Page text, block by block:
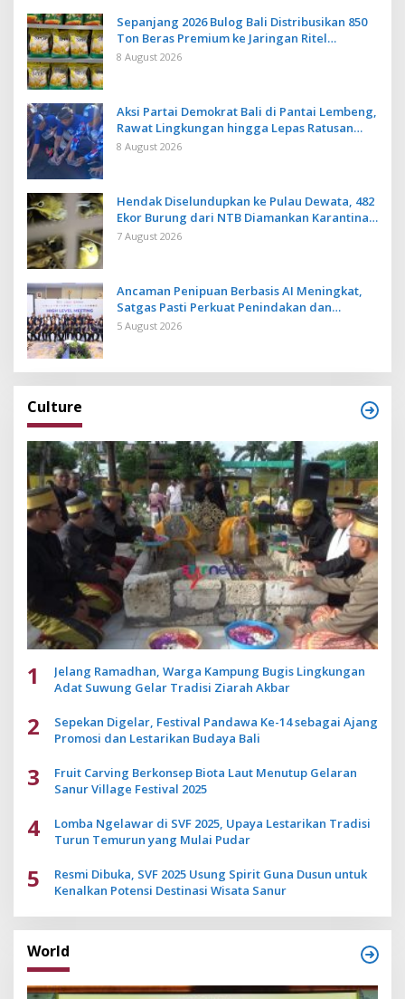
Sepanjang 2026 Bulog Bali Distribusikan 850
Ton Beras Premium ke Jaringan Ritel
Moderen
8 August 2026
Aksi Partai Demokrat Bali di Pantai Lembeng,
Rawat Lingkungan hingga Lepas Ratusan
Tukik Bedawang Nala
8 August 2026
Hendak Diselundupkan ke Pulau Dewata, 482
Ekor Burung dari NTB Diamankan Karantina
Bali
7 August 2026
Ancaman Penipuan Berbasis AI Meningkat,
Satgas Pasti Perkuat Penindakan dan
Pengembangan Aplikasi Anti Penipuan
5 August 2026
Culture
1
Jelang Ramadhan, Warga Kampung Bugis Lingkungan
Adat Suwung Gelar Tradisi Ziarah Akbar
2
Sepekan Digelar, Festival Pandawa Ke-14 sebagai Ajang
Promosi dan Lestarikan Budaya Bali
3
Fruit Carving Berkonsep Biota Laut Menutup Gelaran
Sanur Village Festival 2025
4
Lomba Ngelawar di SVF 2025, Upaya Lestarikan Tradisi
Turun Temurun yang Mulai Pudar
5
Resmi Dibuka, SVF 2025 Usung Spirit Guna Dusun untuk
Kenalkan Potensi Destinasi Wisata Sanur
World